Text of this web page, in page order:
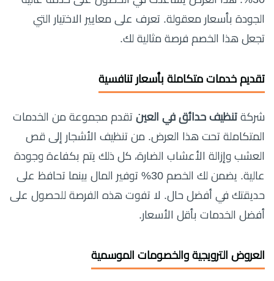
الجودة بأسعار معقولة. تعرف على معايير الاختيار التي
تجعل هذا الخصم فرصة مثالية لك.
تقديم خدمات متكاملة بأسعار تنافسية
شركة تنظيف حدائق في العين تقدم مجموعة من الخدمات
المتكاملة تحت هذا العرض. من تنظيف الأشجار إلى قص
العشب وإزالة الأعشاب الضارة، كل ذلك يتم بكفاءة وجودة
عالية. يضمن لك الخصم 30% توفير المال بينما تحافظ على
حديقتك في أفضل حال. لا تفوت هذه الفرصة للحصول على
أفضل الخدمات بأقل الأسعار.
العروض الترويجية والخصومات الموسمية